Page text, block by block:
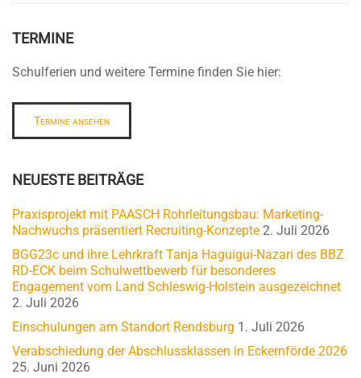
TERMINE
Schulferien und weitere Termine finden Sie hier:
Termine ansehen
NEUESTE BEITRÄGE
Praxisprojekt mit PAASCH Rohrleitungsbau: Marketing-
Nachwuchs präsentiert Recruiting-Konzepte 2. Juli 2026
BGG23c und ihre Lehrkraft Tanja Haguigui-Nazari des BBZ
RD-ECK beim Schulwettbewerb für besonderes
Engagement vom Land Schleswig-Holstein ausgezeichnet
2. Juli 2026
Einschulungen am Standort Rendsburg 1. Juli 2026
Verabschiedung der Abschlussklassen in Eckernförde 2026
25. Juni 2026